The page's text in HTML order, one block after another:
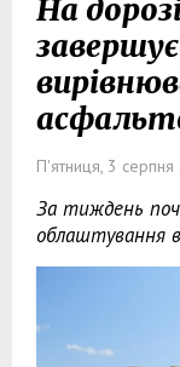
На
П'ятниця, 3
За тиждень
облаштування